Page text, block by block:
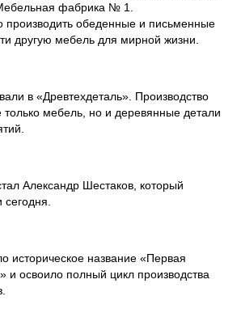
фабрика № 1.
производить обеденные и письменные
другую мебель для мирной жизни.
в «Древтехдеталь». Производство
только мебель, но и деревянные детали
Александр Шестаков, который
историческое название «Первая
и освоило полный цикл производства